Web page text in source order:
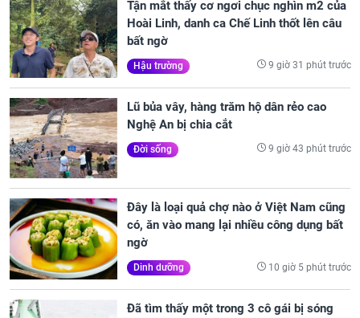
Tận mắt thấy cơ ngơi chục nghìn m2 của
Hoài Linh, danh ca Chế Linh thốt lên câu
bất ngờ
Hậu trường 9 giờ 31 phút trước
Lũ bủa vây, hàng trăm hộ dân rẻo cao
Nghệ An bị chia cắt
Đời sống 9 giờ 43 phút trước
Đây là loại quả chợ nào ở Việt Nam cũng
có, ăn vào mang lại nhiều công dụng bất
ngờ
Dinh dưỡng 10 giờ 5 phút trước
Đã tìm thấy một trong 3 cô gái bị sóng